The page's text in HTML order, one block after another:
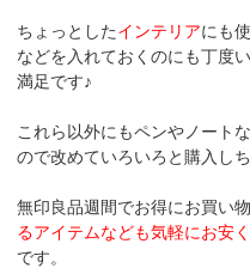
ちょっとしたインテリアにも
などを入れておくのにも丁度
満足です♪
これら以外にもペンやノート
ので改めていろいろと購入し
無印良品週間でお得にお買い
るアイテムなども気軽にお安
です。